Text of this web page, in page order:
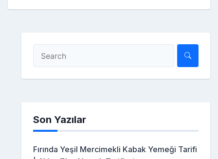
Son Yazılar
Fırında Yeşil Mercimekli Kabak Yemeği Tarifi